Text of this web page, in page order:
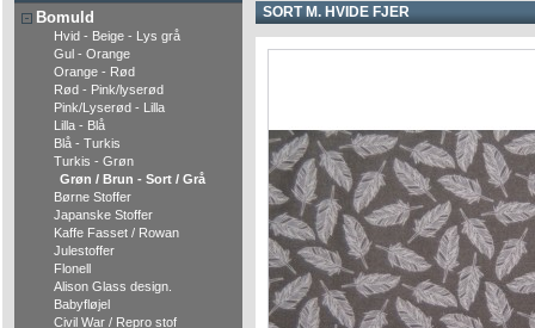
Bomuld
Hvid - Beige - Lys grå
Gul - Orange
Orange - Rød
Rød - Pink/lyserød
Pink/Lyserød - Lilla
Lilla - Blå
Blå - Turkis
Turkis - Grøn
Grøn / Brun - Sort / Grå
Børne Stoffer
Japanske Stoffer
Kaffe Fasset / Rowan
Julestoffer
Flonell
Alison Glass design.
Babyfløjel
Civil War / Repro stof
SORT M. HVIDE FJER